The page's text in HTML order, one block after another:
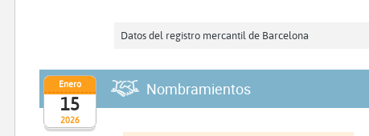
Datos del registro mercantil de Barcelona
2026
Enero
15
Nombramientos